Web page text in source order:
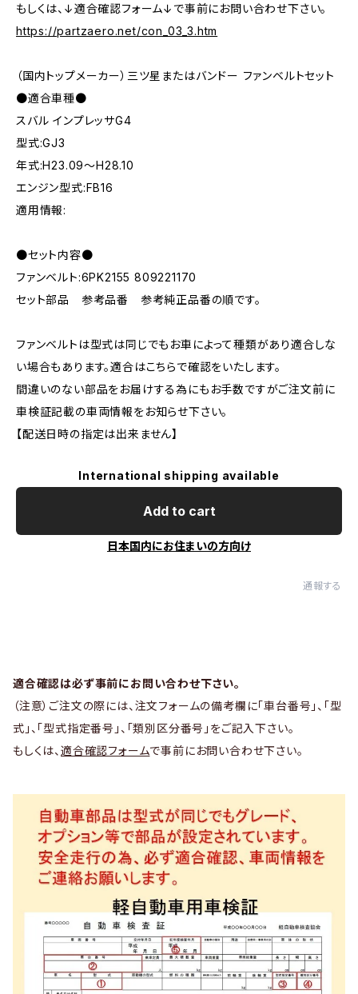
もしくは、↓適合確認フォーム↓で事前にお問い合わせ下さい。
https://partzaero.net/con_03_3.htm
（国内トップメーカー）三ツ星またはバンドー ファンベルトセット
●適合車種●
スバル インプレッサG4
型式:GJ3
年式:H23.09～H28.10
エンジン型式:FB16
適用情報:
●セット内容●
ファンベルト:6PK2155 809221170
セット部品 参考品番 参考純正品番の順です。
ファンベルトは型式は同じでもお車によって種類があり適合しな
い場合もあります。適合はこちらで確認をいたします。
間違いのない部品をお届けする為にもお手数ですがご注文前に
車検証記載の車両情報をお知らせ下さい。
【配送日時の指定は出来ません】
International shipping available
Add to cart
日本国内にお住まいの方向け
通報する
適合確認は必ず事前にお問い合わせ下さい。
（注意）ご注文の際には、注文フォームの備考欄に「車台番号」、「型
式」、「型式指定番号」、「類別区分番号」をご記入下さい。
もしくは、 適合確認フォームで事前にお問い合わせ下さい。